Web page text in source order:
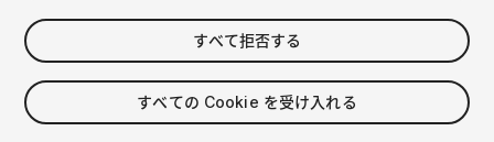
$34.99
すべて拒否する
すべての Cookie を受け入れる